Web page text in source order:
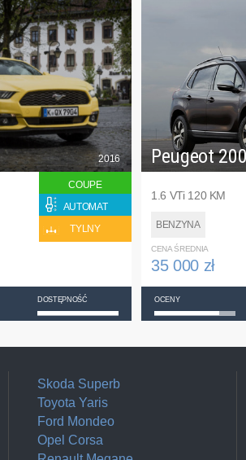
2016
COUPE
AUTOMAT
TYLNY
DOSTĘPNOŚĆ
Peugeot
1.6 VTi 120 KM
BENZYNA
CENA ŚREDNIA
35 000 zł
OCENY
Skoda Superb
Toyota Yaris
Ford Mondeo
Opel Corsa